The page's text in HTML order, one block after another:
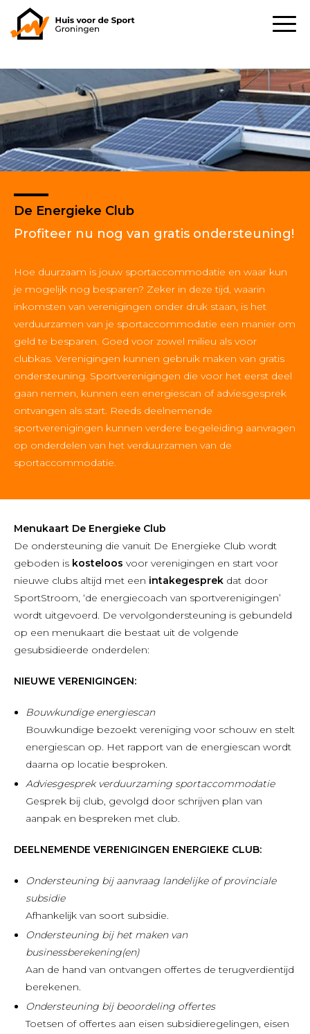
De Energieke Club
Profiteer nu nog van gratis ondersteuning!
Hoe duurzaam is jouw sportaccommodatie en waar kun
je mogelijk nog besparen? Zeker in deze tijd, waarin
inkomsten van verenigingen onder druk staan, is het
verduurzamen van je sportaccommodatie een manier om
geld te besparen. Goed voor zowel milieu als voor
clubkas. Verenigingen kunnen gebruik maken van gratis
ondersteuning. Sportverenigingen die voor het eerst deel
gaan nemen, kunnen een energiescan of adviesgesprek
ontvangen als start. Reeds deelnemende
sportverenigingen kunnen verdere begeleiding aanvragen
op onderdelen van het verduurzamen van de
sportaccommodatie.
Menukaart De Energieke Club
De ondersteuning die vanuit De Energieke Club wordt
geboden is kosteloos voor verenigingen en start voor
nieuwe clubs altijd met een intakegesprek dat door
SportStroom, ‘de energiecoach van sportverenigingen’
wordt uitgevoerd. De vervolgondersteuning is gebundeld
op een menukaart die bestaat uit de volgende
gesubsidieerde onderdelen:
NIEUWE VERENIGINGEN:
Bouwkundige energiescan
Bouwkundige bezoekt vereniging voor schouw en stelt
energiescan op. Het rapport van de energiescan wordt
daarna op locatie besproken.
Adviesgesprek verduurzaming sportaccommodatie
Gesprek bij club, gevolgd door schrijven plan van
aanpak en bespreken met club.
DEELNEMENDE VERENIGINGEN ENERGIEKE CLUB:
Ondersteuning bij aanvraag landelijke of provinciale
subsidie
Afhankelijk van soort subsidie.
Ondersteuning bij het maken van
businessberekening(en)
Aan de hand van ontvangen offertes de terugverdientijd
berekenen.
Ondersteuning bij beoordeling offertes
Toetsen of offertes aan eisen subsidieregelingen, eisen